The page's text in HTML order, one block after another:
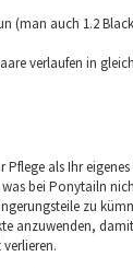
(man auch 1.2
verlaufen in
als Ihr
bei Ponytailn
zu
anzuwenden,